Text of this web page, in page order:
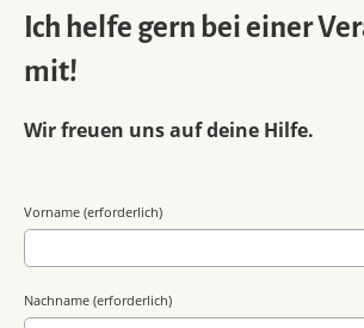
Ich helfe gern bei einer
mit!
Wir freuen uns auf deine Hilfe.
Vorname (erforderlich)
Nachname (erforderlich)